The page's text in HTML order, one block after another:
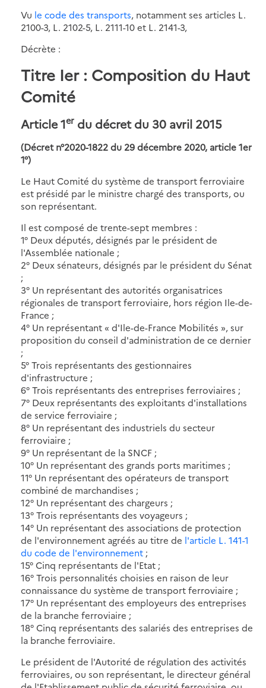
Vu le code des transports, notamment ses articles L.
2100-3, L. 2102-5, L. 2111-10 et L. 2141-3,
Décrète :
Titre Ier : Composition du Haut
Comité
Article 1er du décret du 30 avril 2015
(Décret n°2020-1822 du 29 décembre 2020, article 1er
1°)
Le Haut Comité du système de transport ferroviaire
est présidé par le ministre chargé des transports, ou
son représentant.
Il est composé de trente-sept membres :
1° Deux députés, désignés par le président de
l'Assemblée nationale ;
2° Deux sénateurs, désignés par le président du Sénat
;
3° Un représentant des autorités organisatrices
régionales de transport ferroviaire, hors région Ile-de-
France ;
4° Un représentant « d'Ile-de-France Mobilités », sur
proposition du conseil d'administration de ce dernier
;
5° Trois représentants des gestionnaires
d'infrastructure ;
6° Trois représentants des entreprises ferroviaires ;
7° Deux représentants des exploitants d'installations
de service ferroviaire ;
8° Un représentant des industriels du secteur
ferroviaire ;
9° Un représentant de la SNCF ;
10° Un représentant des grands ports maritimes ;
11° Un représentant des opérateurs de transport
combiné de marchandises ;
12° Un représentant des chargeurs ;
13° Trois représentants des voyageurs ;
14° Un représentant des associations de protection
de l'environnement agréés au titre de l'article L. 141-1
du code de l'environnement ;
15° Cinq représentants de l'Etat ;
16° Trois personnalités choisies en raison de leur
connaissance du système de transport ferroviaire ;
17° Un représentant des employeurs des entreprises
de la branche ferroviaire ;
18° Cinq représentants des salariés des entreprises de
la branche ferroviaire.
Le président de l'Autorité de régulation des activités
ferroviaires, ou son représentant, le directeur général